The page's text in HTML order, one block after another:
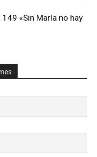
«Sin María no hay